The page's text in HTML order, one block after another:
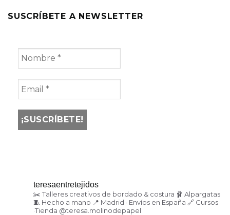
SUSCRÍBETE A NEWSLETTER
teresaentretejidos
✂️ Talleres creativos de bordado & costura 🩰 Alpargatas
🧵 Hecho a mano 📍 Madrid · Envíos en España 🔗 Cursos
·Tienda @teresa.molinodepapel